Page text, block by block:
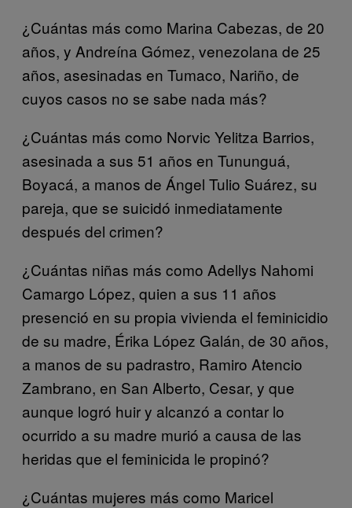
¿Cuántas más como Marina Cabezas, de 20
años, y Andreína Gómez, venezolana de 25
años, asesinadas en Tumaco, Nariño, de
cuyos casos no se sabe nada más?
¿Cuántas más como Norvic Yelitza Barrios,
asesinada a sus 51 años en Tununguá,
Boyacá, a manos de Ángel Tulio Suárez, su
pareja, que se suicidó inmediatamente
después del crimen?
¿Cuántas niñas más como Adellys Nahomi
Camargo López, quien a sus 11 años
presenció en su propia vivienda el feminicidio
de su madre, Érika López Galán, de 30 años,
a manos de su padrastro, Ramiro Atencio
Zambrano, en San Alberto, Cesar, y que
aunque logró huir y alcanzó a contar lo
ocurrido a su madre murió a causa de las
heridas que el feminicida le propinó?
¿Cuántas mujeres más como Maricel